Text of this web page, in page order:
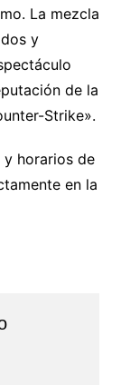
La mezcla
y
de la
Strike».
y horarios de
en la